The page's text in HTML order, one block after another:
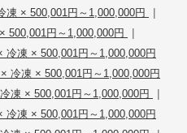
× 500,001円～1,000,000円 |
500,001円～1,000,000円 |
凍 × 500,001円～1,000,000円
冷凍 × 500,001円～1,000,000円
凍 × 500,001円～1,000,000円 |
凍 × 500,001円～1,000,000円